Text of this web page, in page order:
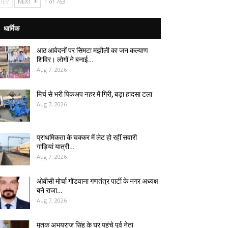
धार्मिक
आठ आवेदनों पर सिमटा मझौली का जन कल्याण
शिविर। लोगों ने बनाई…
Aug 7, 2026
मिर्च से भरी पिकअप नहर में गिरी, बड़ा हादसा टला
Aug 7, 2026
प्राथमिकता के चक्कर में लेट हो रहीं सवारी
गाड़ियां यात्री…
Aug 7, 2026
ओबीसी मोर्चा गोंडवाना गणतंत्र पार्टी के नगर अध्यक्ष
बने राजा…
Aug 7, 2026
मृतक अभयराज सिंह के घर पहुंचे पूर्व नेता